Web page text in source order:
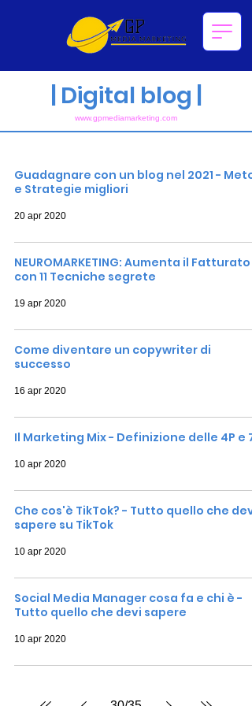
Digital blog |
www.gpmediamarketing.com
Guadagnare con un blog nel 2021 -
e Strategie migliori
20 apr 2020
NEUROMARKETING: Aumenta il Fatturato
con 11 Tecniche segrete
19 apr 2020
Come diventare un copywriter di
successo
16 apr 2020
Il Marketing Mix - Definizione delle 4P e
10 apr 2020
Che cos'è TikTok? - Tutto quello che devi
sapere su TikTok
10 apr 2020
Social Media Manager cosa fa e chi è -
Tutto quello che devi sapere
10 apr 2020